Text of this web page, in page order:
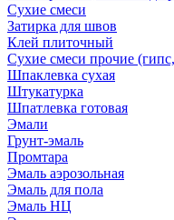
Сухие смеси
Затирка для швов
Клей плиточный
Сухие смеси прочие
Шпаклевка сухая
Штукатурка
Шпатлевка готовая
Эмали
Грунт-эмаль
Промтара
Эмаль аэрозольная
Эмаль для пола
Эмаль НЦ